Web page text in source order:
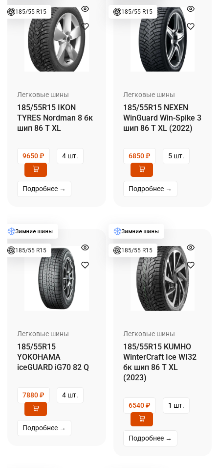
185/55 R15
Легковые шины
185/55R15 IKON
TYRES Nordman 8 бк
шип 86 T XL
9650₽ 4 шт.
Подробнее →
185/55 R15
Легковые шины
185/55R15 NEXEN
WinGuard Win-Spike 3
шип 86 T XL (2022)
6850₽ 5 шт.
Подробнее →
185/55 R15
Легковые шины
185/55R15
YOKOHAMA
iceGUARD iG70 82 Q
7880₽ 4 шт.
Подробнее →
185/55 R15
Легковые шины
185/55R15 KUMHO
WinterCraft Ice WI32
бк шип 86 T XL
(2023)
6540₽ 1 шт.
Подробнее →